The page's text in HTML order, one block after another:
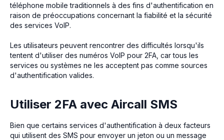
téléphone mobile traditionnels à des fins d'authentification en
raison de préoccupations concernant la fiabilité et la sécurité
des services VoIP.
Les utilisateurs peuvent rencontrer des difficultés lorsqu'ils
tentent d'utiliser des numéros VoIP pour 2FA, car tous les
services ou systèmes ne les acceptent pas comme sources
d'authentification valides.
Utiliser 2FA avec Aircall SMS
Bien que certains services d'authentification à deux facteurs
qui utilisent des SMS pour envoyer un jeton ou un message